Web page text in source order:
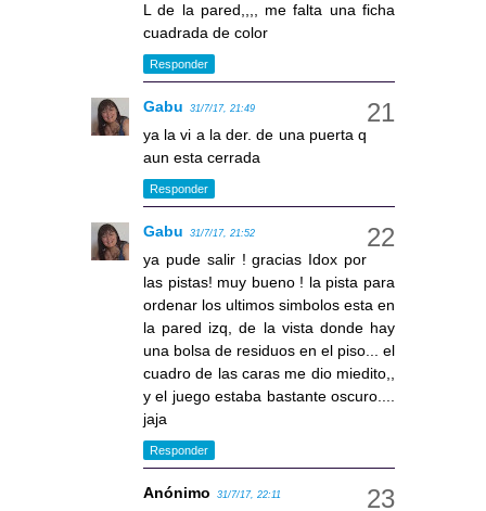
L de la pared,,,, me falta una ficha
cuadrada de color
Responder
Gabu 31/7/17, 21:49
ya la vi a la der. de una puerta q
aun esta cerrada
Responder
Gabu 31/7/17, 21:52
ya pude salir ! gracias Idox por
las pistas! muy bueno ! la pista para
ordenar los ultimos simbolos esta en
la pared izq, de la vista donde hay
una bolsa de residuos en el piso... el
cuadro de las caras me dio miedito,,
y el juego estaba bastante oscuro....
jaja
Responder
Anónimo 31/7/17, 22:11